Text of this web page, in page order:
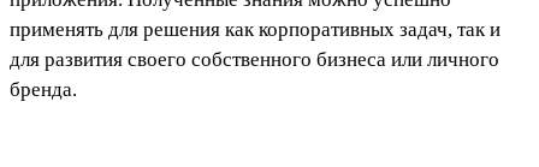
применять для решения как корпоративных задач, так и
для развития своего собственного бизнеса или личного
бренда.